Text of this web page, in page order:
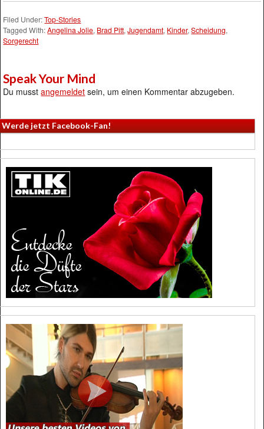
Filed Under:Top-Stories
Tagged With:Angelina Jolie, Brad Pitt,Jugendamt, Kinder,Scheidung,
Sorgerecht
Speak Your Mind
Du musstangemeldet sein, um einen Kommentar abzugeben.
Werde jetzt Facebook-Fan!